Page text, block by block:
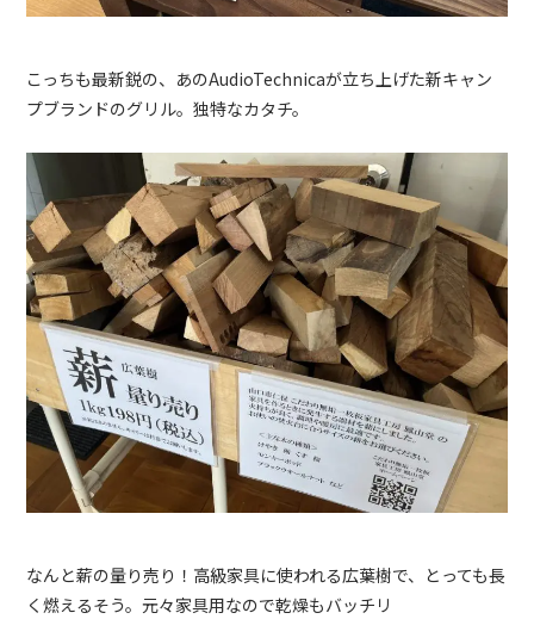
こっちも最新鋭の、あのAudioTechnicaが立ち上げた新キャン
プブランドのグリル。独特なカタチ。
なんと薪の量り売り！高級家具に使われる広葉樹で、とっても長
く燃えるそう。元々家具用なので乾燥もバッチリ